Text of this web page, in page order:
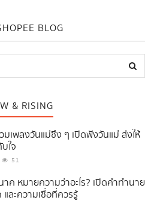
BLOG
& RISING
มเพลงวันแม่ซึ้ง ๆ เปิดฟังวันแม่ ส่งให้
ใจ
51
ค หมายความว่าอะไร? เปิดคำทำนาย
และความเชื่อที่ควรรู้